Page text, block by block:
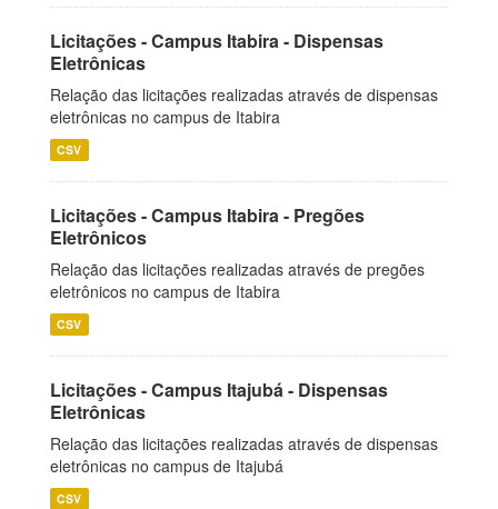
Licitações - Campus Itabira - Dispensas
Eletrônicas
Relação das licitações realizadas através de dispensas
eletrônicas no campus de Itabira
CSV
Licitações - Campus Itabira - Pregões
Eletrônicos
Relação das licitações realizadas através de pregões
eletrônicos no campus de Itabira
CSV
Licitações - Campus Itajubá - Dispensas
Eletrônicas
Relação das licitações realizadas através de dispensas
eletrônicas no campus de Itajubá
CSV